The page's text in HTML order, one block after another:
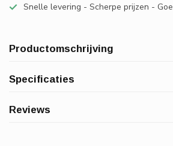
Snelle levering - Scherpe prijzen -
Productomschrijving
Specificaties
Reviews